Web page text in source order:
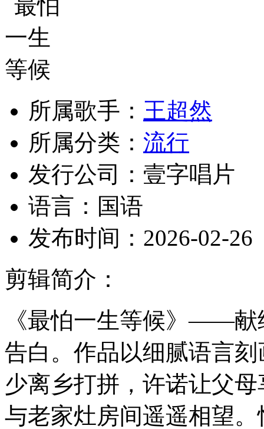
所属歌手： 王超然
所属分类： 流行
发行公司： 壹字唱片
语言： 国语
发布时间： 2026-02-26
剪辑简介：
《最怕一生等候》——献
告白。作品以细腻语言
少离乡打拼，许诺让父
与老家灶房间遥遥相望